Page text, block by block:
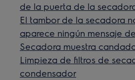
de la puerta de la
El tambor de la secadora
aparece ningún mensaje
Secadora muestra
Limpieza de filtros de
condensador